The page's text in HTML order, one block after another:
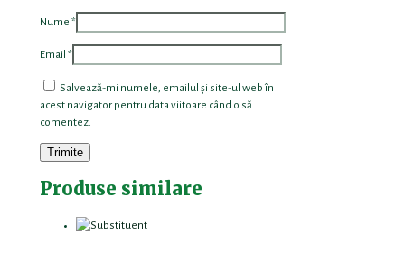
Nume *
Email *
Salvează-mi numele, emailul și site-ul web în
acest navigator pentru data viitoare când o să
comentez.
Produse similare